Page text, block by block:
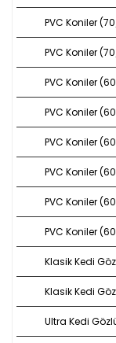
PVC Koniler
PVC Koniler
PVC Koniler
PVC Koniler
PVC Koniler
PVC Koniler
PVC Koniler
PVC Koniler
Klasik Kedi
Klasik Kedi
Ultra Kedi